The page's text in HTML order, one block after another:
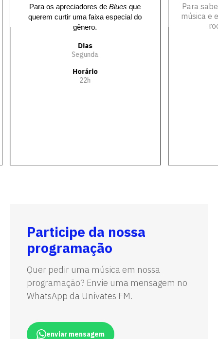
Para os apreciadores deBlues que
querem curtir uma faixa especial do
gênero.
Dias
Segunda
Horário
22h
Para
música e
Participe da nossa
programação
Quer pedir uma música em nossa
programação? Envie uma mensagem no
WhatsApp da Univates FM.
enviar mensagem